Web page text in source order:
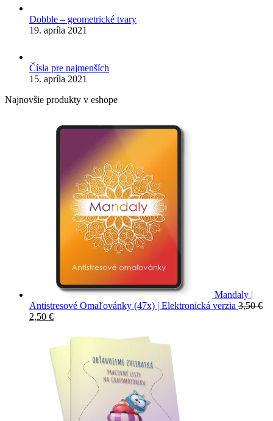
Dobble – geometrické tvary
19. apríla 2021
Čísla pre najmenších
15. apríla 2021
Najnovšie produkty v eshope
Mandaly |
Antistresové Omaľovánky (47x) | Elektronická verzia 3,50€
Pôvodná
3,50 €.
2,50 €Aktuálna
2,50 €.